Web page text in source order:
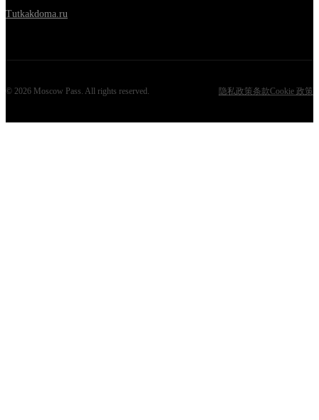
Tutkakdoma.ru
© 2026 Moscow Pass. All rights reserved. 隐私政策条款Cookie 政策